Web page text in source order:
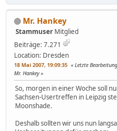
Mr. Hankey
Stammuser Mitglied
Beiträge: 7.271
Location: Dresden
18 Mai 2007, 19:09:35 Letzte Bearbeitung
Mr. Hankey
So, morgen in einer Woche soll
Sachsen-Usertreffen in Leipzig
Moonshade.
Deshalb sollten wir uns nun